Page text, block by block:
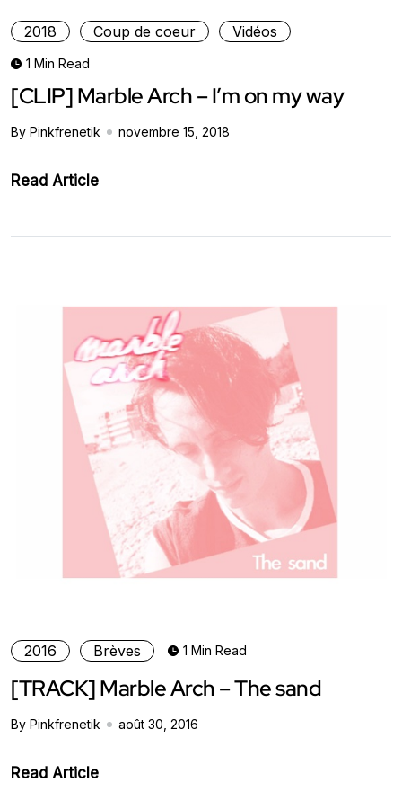
2018 Coup de coeur Vidéos
1 Min Read
[CLIP] Marble Arch – I’m on my way
By Pinkfrenetik novembre 15, 2018
Read Article
2016 Brèves 1 Min Read
[TRACK] Marble Arch – The sand
By Pinkfrenetik août 30, 2016
Read Article